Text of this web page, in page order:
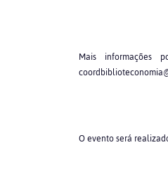
Mais informações
O evento será